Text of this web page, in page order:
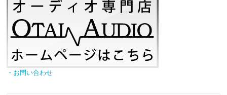
・お問い合わせ